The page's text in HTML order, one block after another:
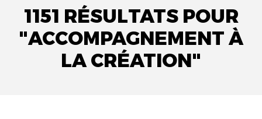
1151 RÉSULTATS POUR
"ACCOMPAGNEMENT À
LA CRÉATION"